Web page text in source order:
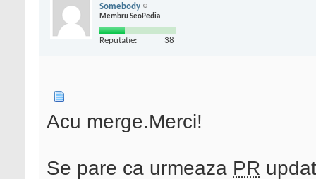
Somebody
Membru SeoPedia
Reputatie: 38
Acu merge.Merci!
Se pare ca urmeaza PR